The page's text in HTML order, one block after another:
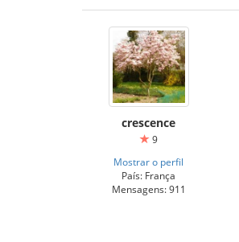
crescence
9
Mostrar o perfil
País: França
Mensagens: 911